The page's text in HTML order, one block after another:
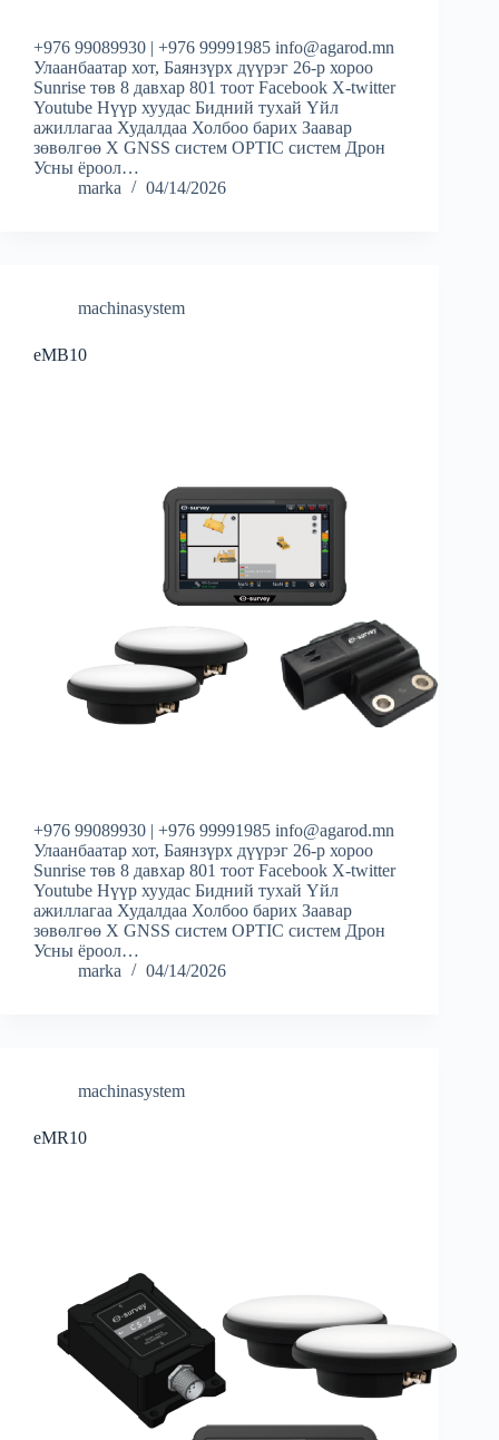
+976 99089930 | +976 99991985 info@agarod.mn
Улаанбаатар хот, Баянзүрх дүүрэг 26-р хороо
Sunrise төв 8 давхар 801 тоот Facebook X-twitter
Youtube Нүүр хуудас Бидний тухай Үйл
ажиллагаа Худалдаа Холбоо барих Заавар
зөвөлгөө X GNSS систем OPTIC систем Дрон
Усны ёроол…
marka
04/14/2026
machinasystem
eMB10
+976 99089930 | +976 99991985 info@agarod.mn
Улаанбаатар хот, Баянзүрх дүүрэг 26-р хороо
Sunrise төв 8 давхар 801 тоот Facebook X-twitter
Youtube Нүүр хуудас Бидний тухай Үйл
ажиллагаа Худалдаа Холбоо барих Заавар
зөвөлгөө X GNSS систем OPTIC систем Дрон
Усны ёроол…
marka
04/14/2026
machinasystem
eMR10